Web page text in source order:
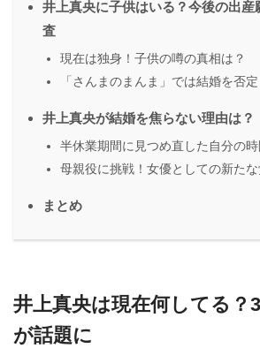
井上真央に子供はいる？今後の出産
査
現在は独身！子供の噂の真相は？
「さんまのまんま」では結婚を否定
井上真央が結婚を焦らない理由は？
半休業期間に見つめ直した自分の時
母親役に挑戦！女優としての新た
まとめ
井上真央は現在何してる？
が話題に